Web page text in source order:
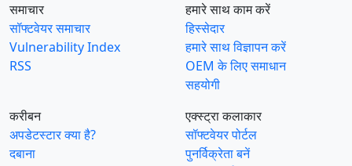
समाचार
सॉफ्टवेयर समाचार
Vulnerability Index
RSS
हमारे साथ काम करें
हिस्सेदार
हमारे साथ विज्ञापन करें
OEM के लिए समाधान
सहयोगी
करीबन
अपडेटस्टार क्या है?
दबाना
एक्स्ट्रा कलाकार
सॉफ्टवेयर पोर्टल
पुनर्विक्रेता बनें